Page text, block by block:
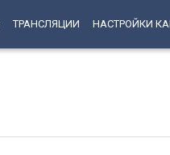
ТРАНСЛЯЦИИ НАСТРОЙКИ